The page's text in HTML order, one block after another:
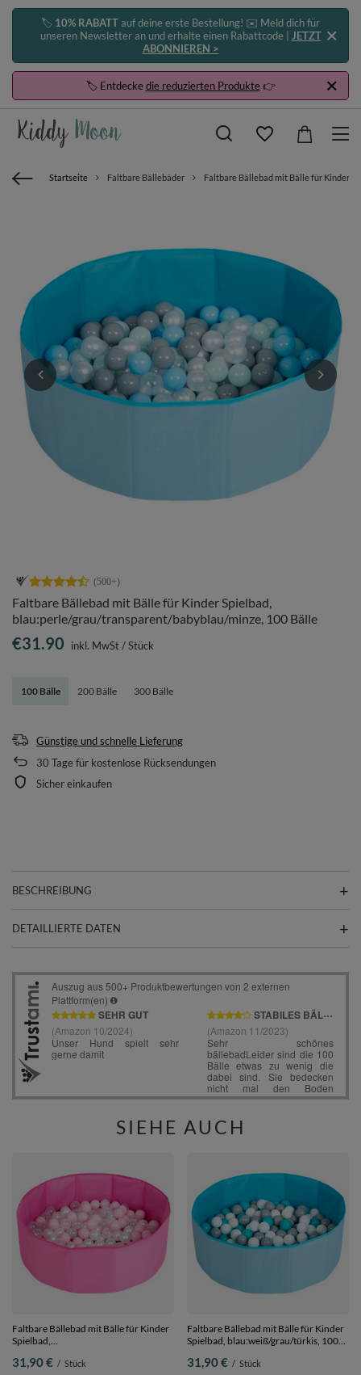
🏷️ 10% RABATTauf deine erste Bestellung! ✉️ Meld dich für
unseren Newsletter an und erhalte einen Rabattcode | JETZT
ABONNIEREN >
🏷️ Entdeckedie reduzierten Produkte👉
Startseite Faltbare Bällebäder Faltbare Bällebad mit Bälle für Kinder
Faltbare Bällebad mit Bälle für Kinder Spielbad,
blau:perle/grau/transparent/babyblau/minze, 100 Bälle
100 Bälle 200 Bälle 300 Bälle
€31.90 inkl. MwSt/Stück
Günstige und schnelle Lieferung
30 Tage für kostenlose Rücksendungen
Sicher einkaufen
BESCHREIBUNG
DETAILLIERTE DATEN
SIEHE AUCH
Faltbare Bällebad mit Bälle für Kinder
Spielbad,
100 Bälle
31,90 € / Stück
Faltbare Bällebad mit Bälle für Kinder
Spielbad, blau:weiß/grau/türkis, 100
31,90 € / Stück